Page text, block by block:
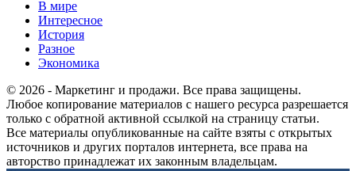
В мире
Интересное
История
Разное
Экономика
© 2026 - Маркетинг и продажи. Все права защищены.
Любое копирование материалов с нашего ресурса разрешается
только с обратной активной ссылкой на страницу статьи.
Все материалы опубликованные на сайте взяты с открытых
источников и других порталов интернета, все права на
авторство принадлежат их законным владельцам.